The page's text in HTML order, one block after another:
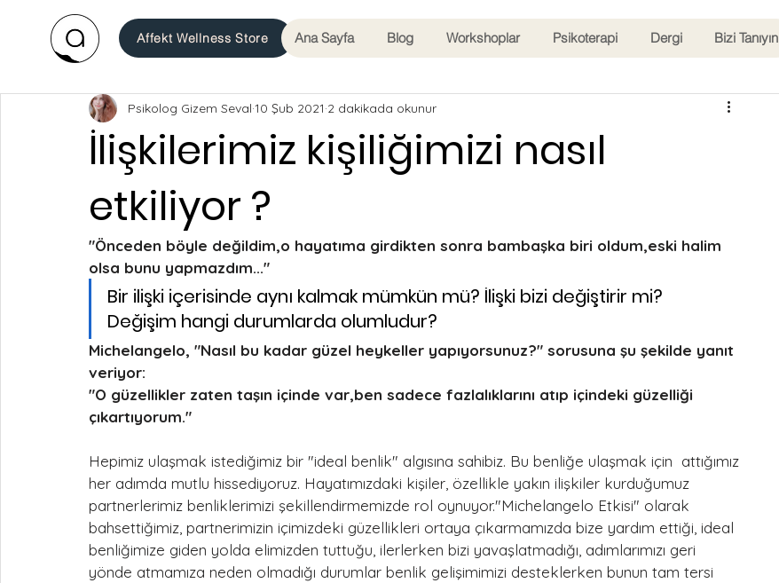
Affekt Wellness Store Ana Sayfa Blog Workshoplar Psikoterapi Dergi Bizi Tanıyın
İlişkilerimiz kişiliğimizi nasıl
etkiliyor ?
Psikolog Gizem Seval 10 Şub 2021 2 dakikada okunur
"Önceden böyle değildim,o hayatıma girdikten sonra bambaşka biri oldum,eski halim
olsa bunu yapmazdım..."
Bir ilişki içerisinde aynı kalmak mümkün mü? İlişki bizi değiştirir mi?
Değişim hangi durumlarda olumludur?
Michelangelo, "Nasıl bu kadar güzel heykeller yapıyorsunuz?" sorusuna şu şekilde yanıt
veriyor:
"O güzellikler zaten taşın içinde var,ben sadece fazlalıklarını atıp içindeki güzelliği
çıkartıyorum."
Hepimiz ulaşmak istediğimiz bir "ideal benlik" algısına sahibiz. Bu benliğe ulaşmak için  attığımız
her adımda mutlu hissediyoruz. Hayatımızdaki kişiler, özellikle yakın ilişkiler kurduğumuz
partnerlerimiz benliklerimizi şekillendirmemizde rol oynuyor."Michelangelo Etkisi" olarak
bahsettiğimiz, partnerimizin içimizdeki güzellikleri ortaya çıkarmamızda bize yardım ettiği, ideal
benliğimize giden yolda elimizden tuttuğu, ilerlerken bizi yavaşlatmadığı, adımlarımızı geri
yönde atmamıza neden olmadığı durumlar benlik gelişimimizi desteklerken bunun tam tersi